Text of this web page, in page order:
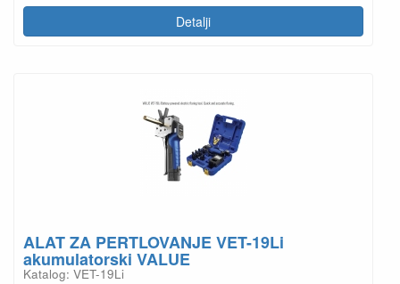
Detalji
ALAT ZA PERTLOVANJE VET-19Li
akumulatorski VALUE
Katalog: VET-19Li